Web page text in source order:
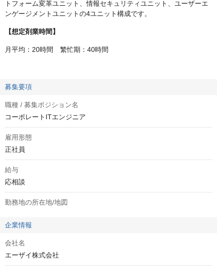
トフォーム変革ユニット、情報セキュリティユニット、ユーザーエ
ンゲージメントユニットの4ユニット構成です。
【想定剤業時間】
月平均：20時間 繁忙期：40時間
募集要項
職種 / 募集ポジション名
コーポレートITエンジニア
雇用形態
正社員
給与
応相談
勤務地の所在地/地図
企業情報
会社名
エーザイ株式会社